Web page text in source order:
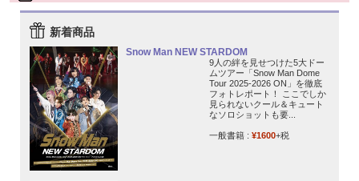
新着商品
Snow Man NEW STARDOM
9人の絆を見せつけた5大ドー
ムツアー「Snow Man Dome
Tour 2025-2026 ON」を徹底
フォトレポート！ ここでしか
見られないクール＆キュート
なソロショットも要...
一般書籍 : ¥1600+税